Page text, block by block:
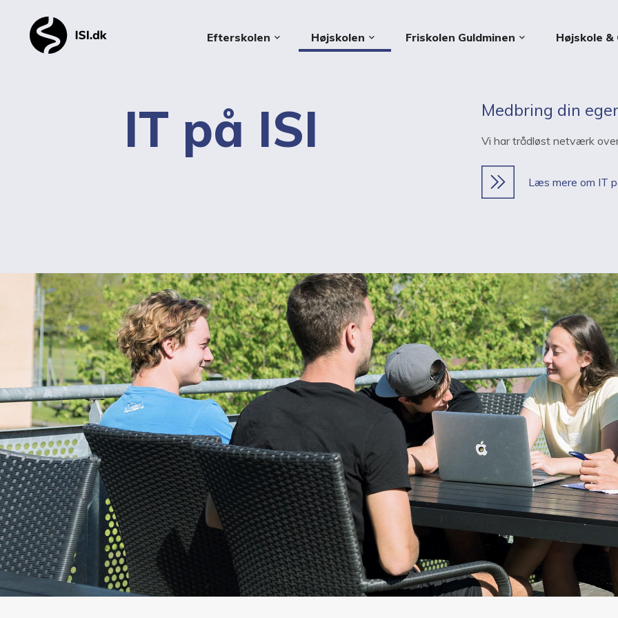
Efterskolen keyboard_arrow_down Højskolen keyboard_arrow_down Friskolen Guldminen keyboard_arrow_down Højskole &
IT på ISI Medbring din
Vi har trådløst netværk
Læs mere om IT